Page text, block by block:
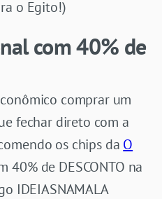
o Egito!)
com 40% de
comprar um
fechar direto com a
os chips da O
40% de DESCONTO na
IDEIASNAMALA